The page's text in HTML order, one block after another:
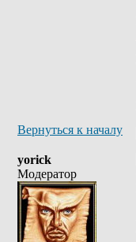
Вернуться к началу
yorick
Модератор